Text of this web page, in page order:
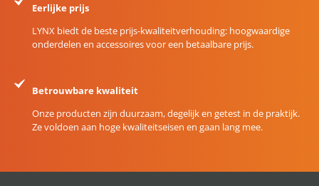
Eerlijke prijs
LYNX biedt de beste prijs-kwaliteitverhouding: hoogwaardige
onderdelen en accessoires voor een betaalbare prijs.
Betrouwbare kwaliteit
Onze producten zijn duurzaam, degelijk en getest in de praktijk.
Ze voldoen aan hoge kwaliteitseisen en gaan lang mee.